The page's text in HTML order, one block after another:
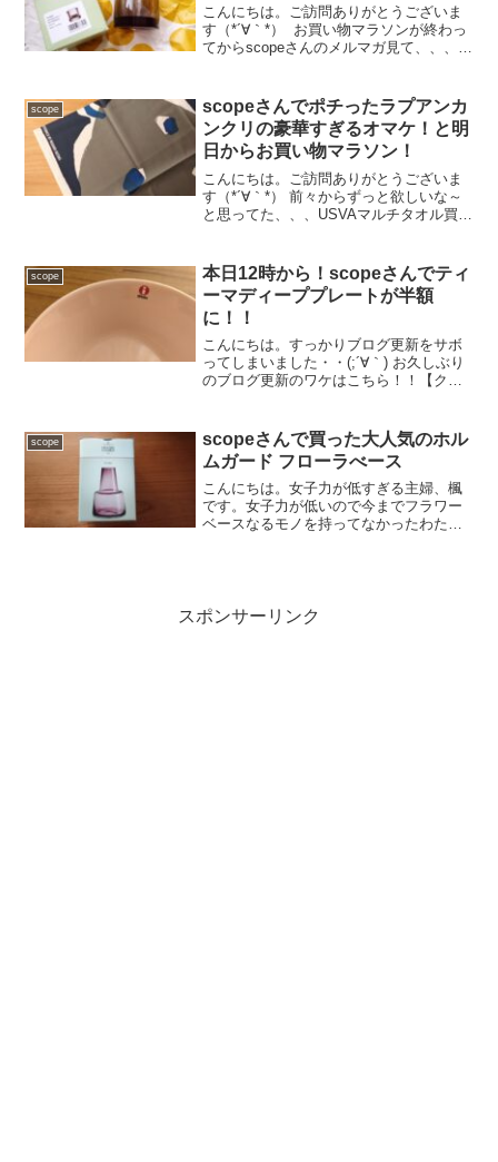
こんにちは。ご訪問ありがとうございま
す（*´∀｀*） お買い物マラソンが終わっ
てからscopeさんのメルマガ見て、、、欲
わったばっかりやのにーーー！！！sc...
scope
scopeさんでポチったラプアンカ
ンクリの豪華すぎるオマケ！と明
日からお買い物マラソン！
こんにちは。ご訪問ありがとうございま
す（*´∀｀*） 前々からずっと欲しいな～
と思ってた、、、USVAマルチタオル買っ
マケ)がスゴすぎる！！scopeさ...
scope
本日12時から！scopeさんでティ
ーマディーププレートが半額
に！！
こんにちは。すっかりブログ更新をサボ
ってしまいました・・(;´∀｀) お久しぶり
のブログ更新のワケはこちら！！【クー
楽天で購入 scopeさん！またまた...
scope
scopeさんで買った大人気のホル
ムガード フローラべース
こんにちは。女子力が低すぎる主婦、楓
です。女子力が低いので今までフラワー
ベースなるモノを持ってなかったわたく
スポンサーリンク